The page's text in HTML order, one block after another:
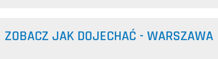
ZOBACZ JAK DOJECHAĆ - WARSZAWA